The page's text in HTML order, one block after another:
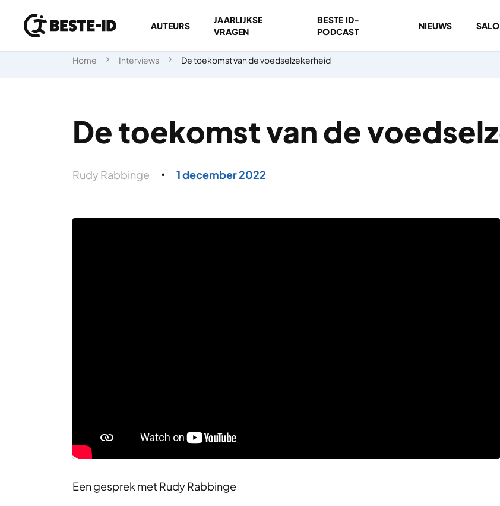
Ga naar inhoud
AUTEURS
JAARLIJKSE
VRAGEN
BESTE ID-
PODCAST
NIEUWS
Home Interviews De toekomst van de voedselzekerheid
De toekomst van de
Rudy Rabbinge ● 1 december 2022
Een gesprek met Rudy Rabbinge